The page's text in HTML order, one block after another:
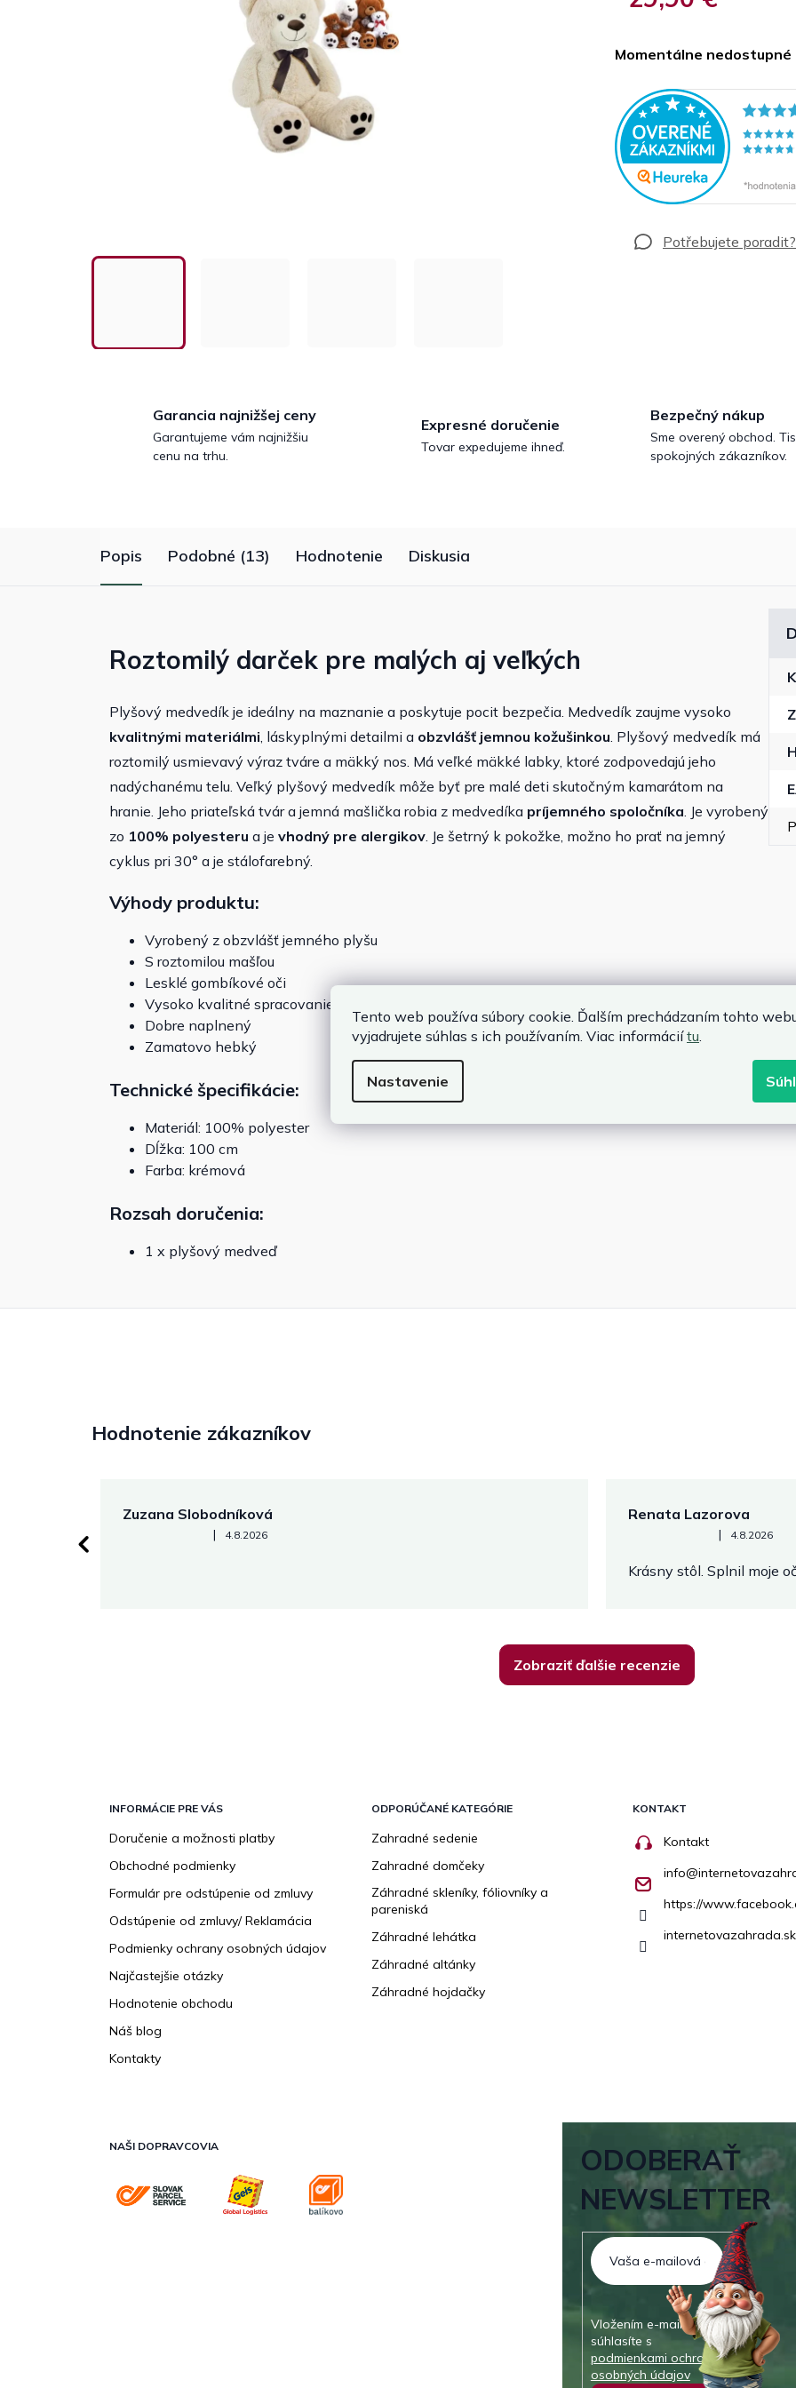
Tento web používa súbory cookie. Ďalším prechádzaním tohto
vyjadrujete súhlas s ich používaním. Viac informáciítu.
Nastavenie
Momentálne nedostupné
Garancia najnižšej ceny
Garantujeme vám najnižšiu
cenu na trhu.
Expresné doručenie
Tovar expedujeme ihneď.
Bezpečný nákup
Sme overený obchod.
spokojných zákazníkov.
Popis Podobné (13) Hodnotenie Diskusia
Roztomilý darček pre malých aj veľkých
Plyšový medvedík je ideálny na maznanie a poskytuje pocit bezpečia. Medvedík zaujme vysoko
kvalitnými materiálmi, láskyplnými detailmi a obzvlášť jemnou kožušinkou. Plyšový medvedík má
roztomilý usmievavý výraz tváre a mäkký nos. Má veľké mäkké labky, ktoré zodpovedajú jeho
nadýchanému telu. Veľký plyšový medvedík môže byť pre malé deti skutočným kamarátom na
hranie. Jeho priateľská tvár a jemná mašlička robia z medvedíka príjemného spoločníka. Je vyrobený
zo 100% polyesteru a je vhodný pre alergikov. Je šetrný k pokožke, možno ho prať na jemný
cyklus pri 30° a je stálofarebný.
Výhody produktu:
Vyrobený z obzvlášť jemného plyšu
S roztomilou mašľou
Lesklé gombíkové oči
Vysoko kvalitné spracovanie
Dobre naplnený
Zamatovo hebký
Technické špecifikácie:
Materiál: 100% polyester
Dĺžka: 100 cm
Farba: krémová
Rozsah doručenia:
1 x plyšový medveď
Hodnotenie zákazníkov
Zuzana Slobodníková
Hodnotenie obchodu je 5 z 5 hviezdičiek.
| 4.8.2026
Renata Lazorova
Hodnotenie obchodu je 5 z
| 4.8.2026
Krásny stôl. Splnil moje
Zobraziť ďalšie recenzie
INFORMÁCIE PRE VÁS
Doručenie a možnosti platby
Obchodné podmienky
Formulár pre odstúpenie od zmluvy
Odstúpenie od zmluvy/ Reklamácia
Podmienky ochrany osobných údajov
Najčastejšie otázky
Hodnotenie obchodu
Náš blog
Kontakty
ODPORÚČANÉ KATEGÓRIE
Zahradné sedenie
Zahradné domčeky
Záhradné skleníky, fóliovníky a
pareniská
Záhradné lehátka
Záhradné altánky
Záhradné hojdačky
KONTAKT
Kontakt
info@
https://
internetovazahrada.sk
NAŠI DOPRAVCOVIA
ODOBERAŤ
NEWSLETTER
Vložením e-mailu
súhlasíte s
podmienkami ochrany
osobných údajov